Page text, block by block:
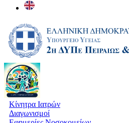
Κίνητρα Ιατρών
Διαγωνισμοί